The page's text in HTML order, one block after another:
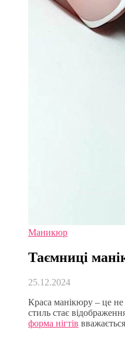
Маникюр
Таємниці
25.12.2024
Краса манікюру – це не
стиль стає
форма нігтів